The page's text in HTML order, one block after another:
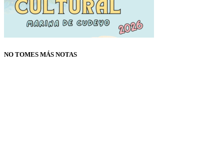
NO TOMES MÁS NOTAS